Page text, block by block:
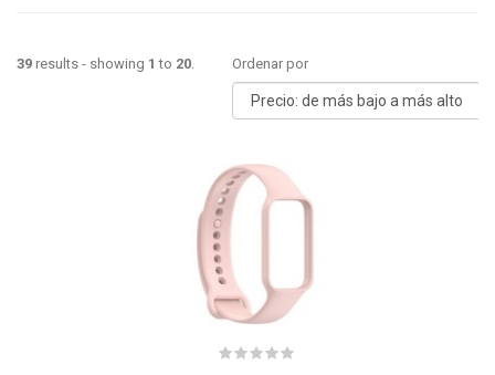
39 results - showing 1 to 20 Ordenar por